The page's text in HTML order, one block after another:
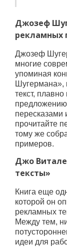
Джозеф
рекламных
Джозеф
многие
упоминая
Шугермана»,
текст,
пересказами
прочитайте
тому же
примеров.
Джо
тексты»
Книга еще
которой он
рекламных
Между тем,
идеи для